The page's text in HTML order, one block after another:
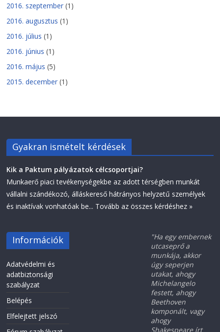
2016. szeptember (1)
2016. augusztus (1)
2016. július (1)
2016. június (1)
2016. május (5)
2015. december (1)
Gyakran ismételt kérdések
Kik a Paktum pályázatok célcsoportjai?
Munkaerő piaci tevékenységekbe az adott térségben munkát
vállalni szándékozó, álláskereső hátrányos helyzetű személyek
és inaktívak vonhatóak be... Tovább az összes kérdéshez »
Információk
Adatvédelmi és
adatbiztonsági
szabályzat
Belépés
Elfelejtett jelszó
"Ha egy embernek
utcaseprő a
munkája, akkor
úgy seperjen
utakat, ahogy
Michelangelo
festett, ahogy
Beethoven
komponált, vagy
ahogy
Shakespeare írt